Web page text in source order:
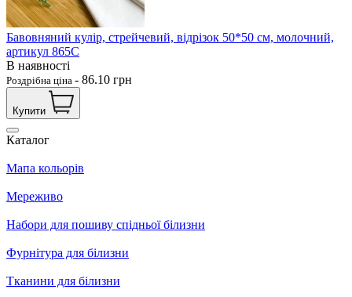
Бавовняний кулір, стрейчевий, відрізок 50*50 см, молочний,
артикул 865С
В наявності
Роздрібна ціна - 86.10 грн
Купити
Каталог
Мапа кольорів
Мереживо
Набори для пошиву спідньої білизни
Фурнітура для білизни
Тканини для білизни